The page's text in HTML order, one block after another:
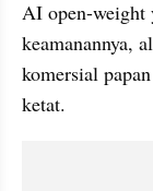
AI open-weight
keamanannya,
komersial
ketat.